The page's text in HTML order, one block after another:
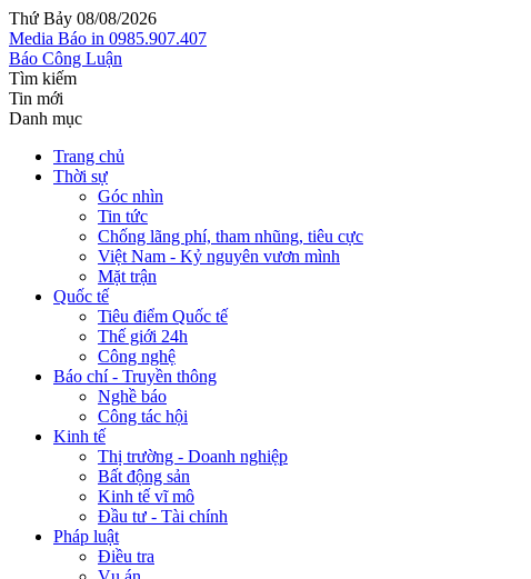
Thứ Bảy 08/08/2026
Media Báo in 0985.907.407
Báo Công Luận
Tìm kiếm
Tin mới
Danh mục
Trang chủ
Thời sự
Góc nhìn
Tin tức
Chống lãng phí, tham nhũng, tiêu cực
Việt Nam - Kỷ nguyên vươn mình
Mặt trận
Quốc tế
Tiêu điểm Quốc tế
Thế giới 24h
Công nghệ
Báo chí - Truyền thông
Nghề báo
Công tác hội
Kinh tế
Thị trường - Doanh nghiệp
Bất động sản
Kinh tế vĩ mô
Đầu tư - Tài chính
Pháp luật
Điều tra